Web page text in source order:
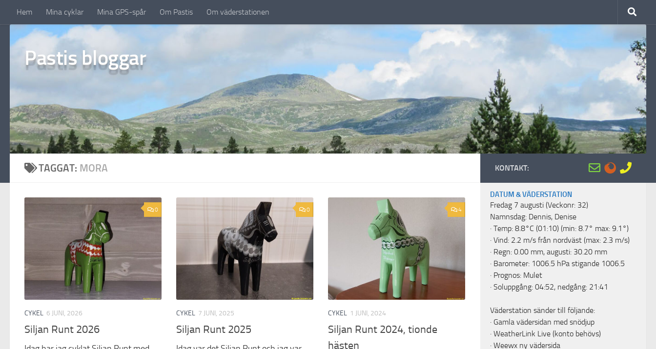
Under innehåll
Hem Mina cyklar Mina GPS-spår Om Pastis Om väderstationen
Pastis bloggar
TAGGAT: MORA
0
CYKEL 6 JUNI, 2026
Siljan Runt 2026
0
CYKEL 7 JUNI, 2025
Siljan Runt 2025
4
CYKEL 1 JUNI, 2024
Siljan Runt 2024, tionde
hästen
KONTAKT:
DATUM & VÄDERSTATION
Fredag 7 augusti (Veckonr: 32)
Namnsdag: Dennis, Denise
· Temp: 8.8°C (01:10) (min: 8.7° max: 9.1°)
· Vind: 2.2 m/s från nordväst (max: 2.3 m/s)
· Regn: 0.00 mm, augusti: 30.20 mm
· Barometer: 1006.5 hPa stigande 1006.5
· Prognos: Mulet
· Soluppgång: 04:52, nedgång: 21:41
Väderstation sänder till följande:
· Gamla vädersidan med snödjup
· WeatherLink Live (konto behövs)
· Weewx ny vädersida